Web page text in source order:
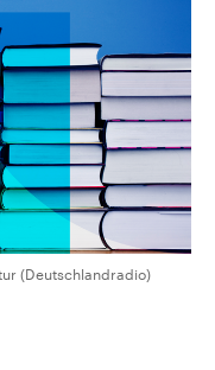
aktuelle Weltgeschehen.
(Deutschlandradio)